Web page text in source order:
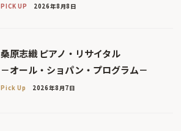
PICK UP 2026年8月8日
桑原志織 ピアノ・リサイタル
－オール・ショパン・プログラム－
Pick Up 2026年8月7日